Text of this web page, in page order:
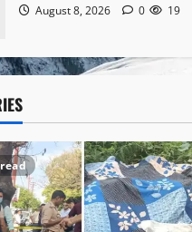
August 8, 2026 0 19